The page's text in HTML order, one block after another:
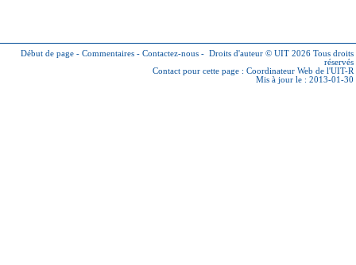
Début de page - Commentaires - Contactez-nous - Droits d'auteur © UIT 2026 Tous droits
réservés
Contact pour cette page : Coordinateur Web de l'UIT-R
Mis à jour le : 2013-01-30